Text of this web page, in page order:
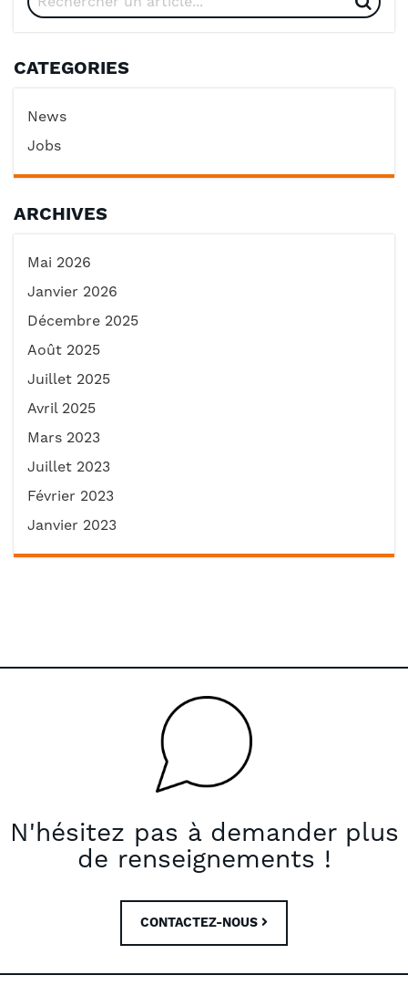
CATEGORIES
News
Jobs
ARCHIVES
Mai 2026
Janvier 2026
Décembre 2025
Août 2025
Juillet 2025
Avril 2025
Mars 2023
Juillet 2023
Février 2023
Janvier 2023
N'hésitez pas à demander plus
de renseignements !
CONTACTEZ-NOUS